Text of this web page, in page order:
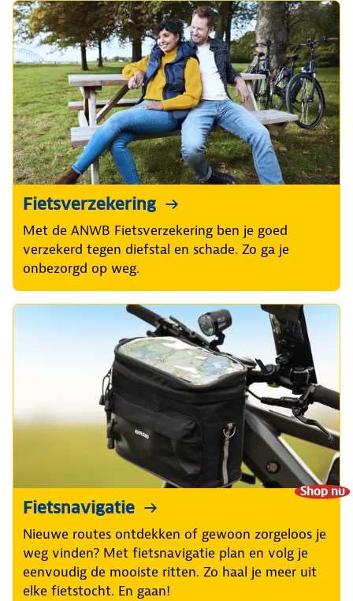
Fietsverzekering
Met de ANWB Fietsverzekering ben je goed
verzekerd tegen diefstal en schade. Zo ga je
onbezorgd op weg.
Shop nu
Fietsnavigatie
Nieuwe routes ontdekken of gewoon zorgeloos je
weg vinden? Met fietsnavigatie plan en volg je
eenvoudig de mooiste ritten. Zo haal je meer uit
elke fietstocht. En gaan!